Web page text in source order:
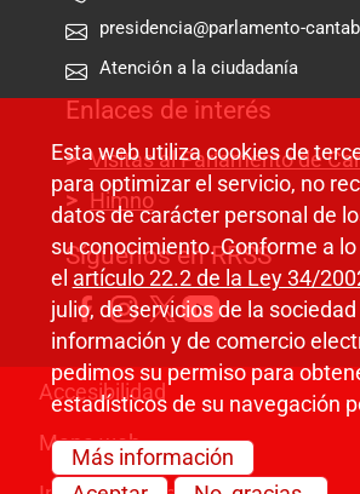
presidencia@parlamento-
Atención a la ciudadanía
Enlaces de interés
Visitas al Parlamento de
Himno
Síguenos en RRSS
Pie de página
Accesibilidad
Mapa web
Esta web utiliza cookies de
para optimizar el servicio, no
datos de carácter personal de
su conocimiento. Conforme a
el artículo 22.2 de la Ley 34/
julio, de servicios de la sociedad
información y de comercio
pedimos su permiso para
estadísticos de su navegación
Más información